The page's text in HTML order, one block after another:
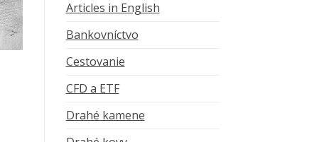
Articles in English
Bankovníctvo
Cestovanie
CFD a ETF
Drahé kamene